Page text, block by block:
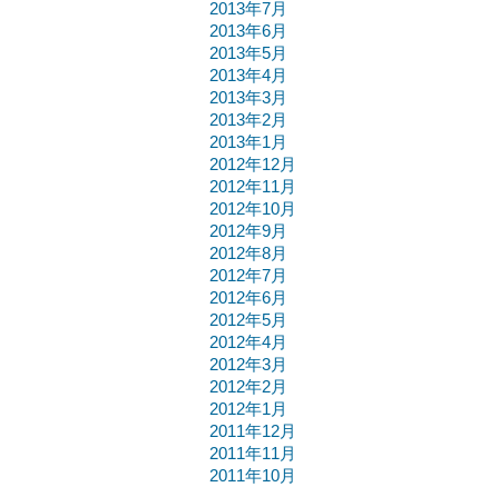
2013年7月
2013年6月
2013年5月
2013年4月
2013年3月
2013年2月
2013年1月
2012年12月
2012年11月
2012年10月
2012年9月
2012年8月
2012年7月
2012年6月
2012年5月
2012年4月
2012年3月
2012年2月
2012年1月
2011年12月
2011年11月
2011年10月